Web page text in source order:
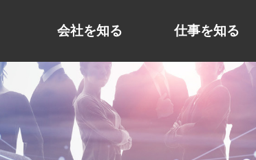
会社を知る 仕事を知る